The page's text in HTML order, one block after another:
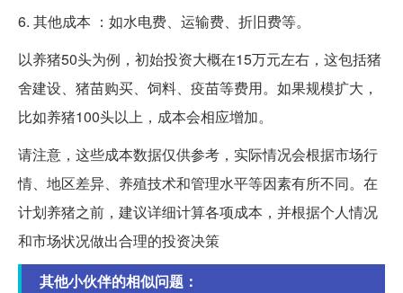
6. 其他成本 ：如水电费、运输费、折旧费等。
以养猪50头为例，初始投资大概在15万元左右，这包括猪
舍建设、猪苗购买、饲料、疫苗等费用。如果规模扩大，
比如养猪100头以上，成本会相应增加。
请注意，这些成本数据仅供参考，实际情况会根据市场行
情、地区差异、养殖技术和管理水平等因素有所不同。在
计划养猪之前，建议详细计算各项成本，并根据个人情况
和市场状况做出合理的投资决策
其他小伙伴的相似问题：